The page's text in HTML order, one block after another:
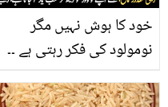
خود کا ہوش نہیں مگر
نومولود کی فکر رہتی ہے ۔۔
ممتا نے سب کو رُلا دیا،